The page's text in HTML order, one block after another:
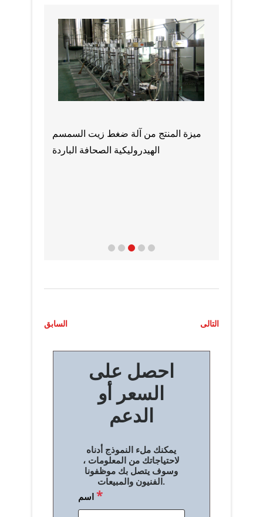
ت
ص
السابق التالى
احصل على
السعر أو
الدعم
يمكنك ملء النموذج أدناه
لاحتياجاتك من المعلومات ،
وسوف يتصل بك موظفونا
الفنيون والمبيعات.
اسم*